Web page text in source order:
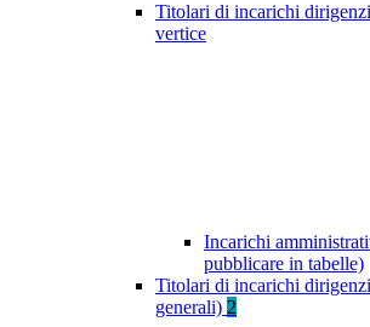
Titolari di incarichi
vertice
Incarichi
pubblicare in tabelle)
Titolari di incarichi
generali) 2